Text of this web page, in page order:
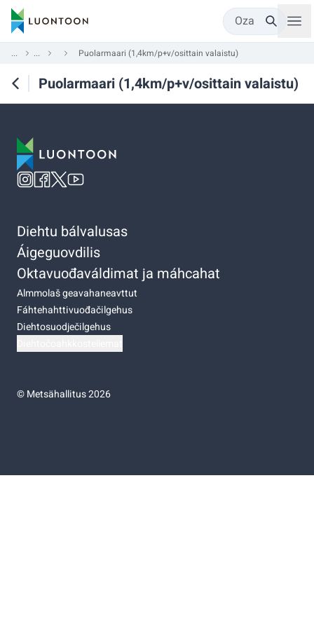
Oza
... ... Puolarmaari (1,4km/p+v/osittain valaistu)
Puolarmaari (1,4km/p+v/osittain valaistu)
Diehtu bálvalusas
Áigeguovdilis
Oktavuođaváldimat ja máhcahat
Almmolaš geavahaneavttut
Fáhtehahttivuođačilgehus
Diehtosuodječilgehus
©Metsähallitus 2026